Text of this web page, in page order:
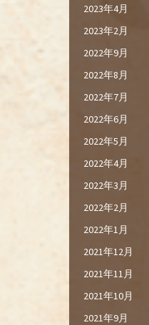
2023年4月
2023年2月
2022年9月
2022年8月
2022年7月
2022年6月
2022年5月
2022年4月
2022年3月
2022年2月
2022年1月
2021年12月
2021年11月
2021年10月
2021年9月